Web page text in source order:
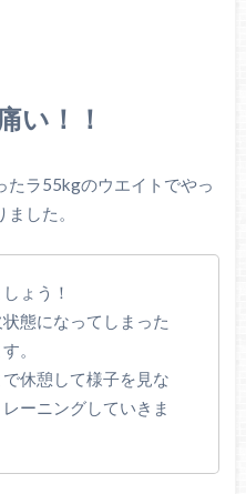
い！！
たラ55kgのウエイトでやっ
した。
ょう！
態になってしまった
。
休憩して様子を見な
ーニングしていきま